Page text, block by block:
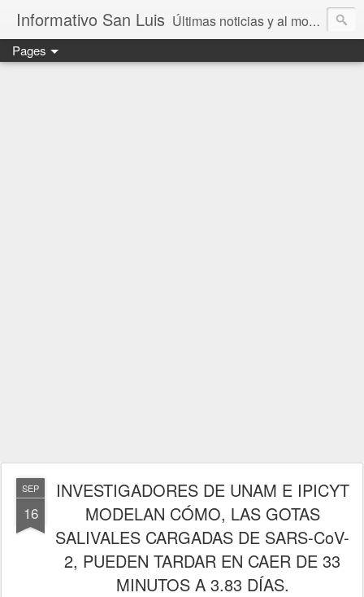
Informativo San Luis Últimas noticias y al momento en San Luis Potosí, México y el mundo.
Pages
SEP
16
INVESTIGADORES DE UNAM E IPICYT
MODELAN CÓMO, LAS GOTAS
SALIVALES CARGADAS DE SARS-CoV-
2, PUEDEN TARDAR EN CAER DE 33
MINUTOS A 3.83 DÍAS.